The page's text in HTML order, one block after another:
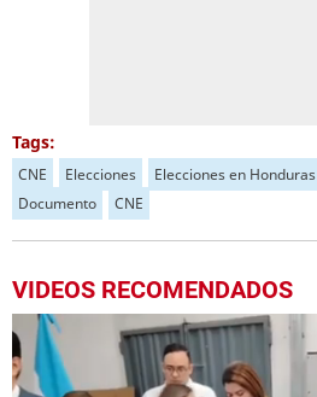
Tags:
CNE Elecciones Elecciones en Honduras
Documento
CNE
VIDEOS RECOMENDADOS